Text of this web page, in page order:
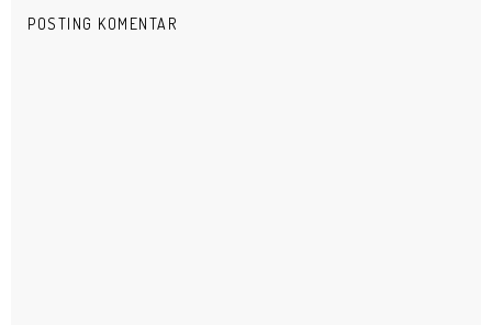
POSTING KOMENTAR